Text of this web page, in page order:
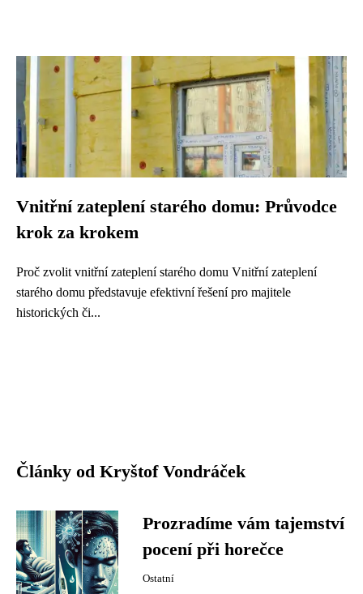
Vnitřní zateplení starého domu: Průvodce
krok za krokem
Proč zvolit vnitřní zateplení starého domu Vnitřní zateplení
starého domu představuje efektivní řešení pro majitele
historických či...
Články od Kryštof Vondráček
Prozradíme vám tajemství
pocení při horečce
Ostatní